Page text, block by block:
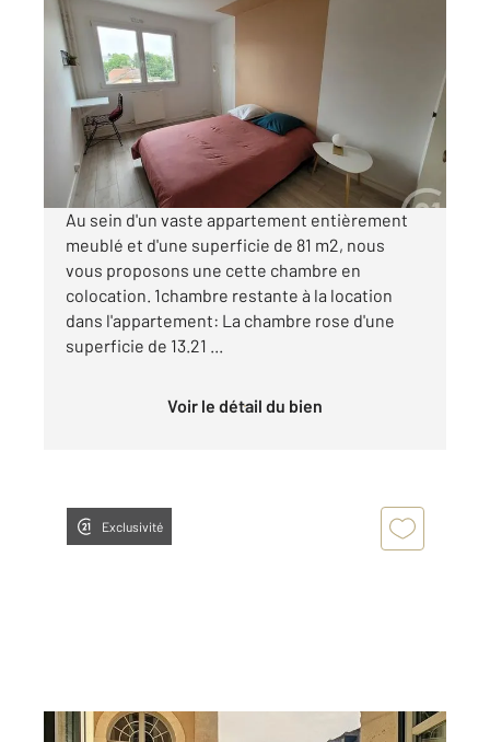
COMPIEGNE 60
81,09 m2, 4 pièces
Ref : 18237
Appartement Chambre à louer
410 €
par mois charges comprises
Au sein d'un vaste appartement entièrement
meublé et d'une superficie de 81 m2, nous
vous proposons une cette chambre en
colocation. 1chambre restante à la location
dans l'appartement: La chambre rose d'une
superficie de 13.21 ...
Voir le détail du bien
Exclusivité